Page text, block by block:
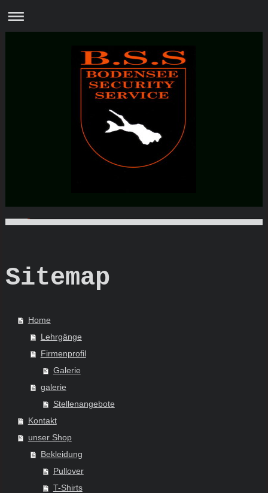
Bodensee Security Service
Sitemap
Home
Lehrgänge
Firmenprofil
Galerie
galerie
Stellenangebote
Kontakt
unser Shop
Bekleidung
Pullover
T-Shirts